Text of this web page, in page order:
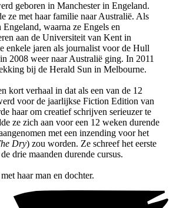
geboren in Manchester in Engeland.
ze met haar familie naar Australië. Als
waarna ze Engels en
aan de Universiteit van Kent in
enkele jaren als journalist voor de Hull
2008 weer naar Australië ging. In 2011
bij de Herald Sun in Melbourne.
kort verhaal in dat als een van de 12
voor de jaarlijkse Fiction Edition van
haar om creatief schrijven serieuzer te
ze zich aan voor een 12 weken durende
met een inzending voor het
Dry) zou worden. Ze schreef het eerste
drie maanden durende cursus.
haar man en dochter.